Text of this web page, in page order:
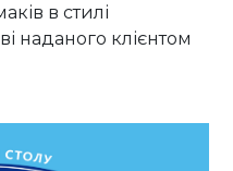
в стилі
наданого клієнтом